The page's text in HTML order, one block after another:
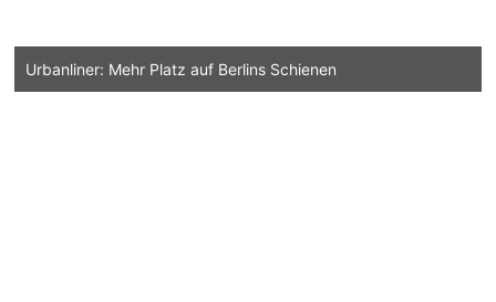
Urbanliner: Mehr Platz auf Berlins Schienen